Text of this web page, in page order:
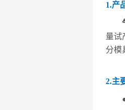
1.产
量试
分模
2.主